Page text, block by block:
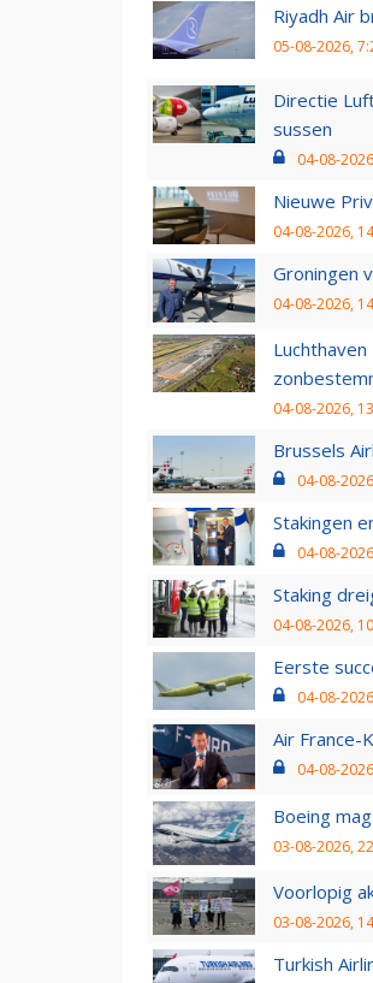
Riyadh Air
05-08-2026,
Directie
sussen
04-08-
Nieuwe
04-08-2026,
Groningen
04-08-2026,
04-08-2026,
Brussels
04-08-
Stakingen
04-08-
Staking
04-08-2026,
Eerste
04-08-
Air France-
04-08-
Boeing
03-08-2026,
Voorlopig
03-08-2026,
Turkish